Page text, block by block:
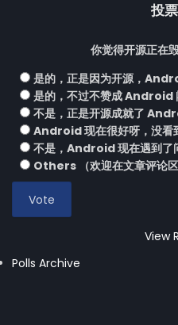
投
你觉得开源正在
是的，正是因为开源，
是的，不过不赞成 Android
不是，正是开源成就了
Android 现在很好呀，没看
不是，Android 现在遇到了
Others （欢迎在文章评论区
View
Polls Archive